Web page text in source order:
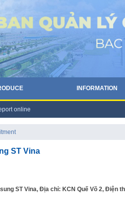
INFORMATION
online
ST Vina
ST Vina, Địa chỉ: KCN Quế Võ 2, Điện